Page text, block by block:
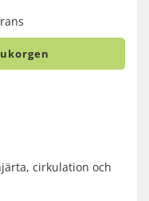
cirkulation och